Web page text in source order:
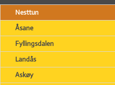
Nesttun
Åsane
Fyllingsdalen
Landås
Askøy